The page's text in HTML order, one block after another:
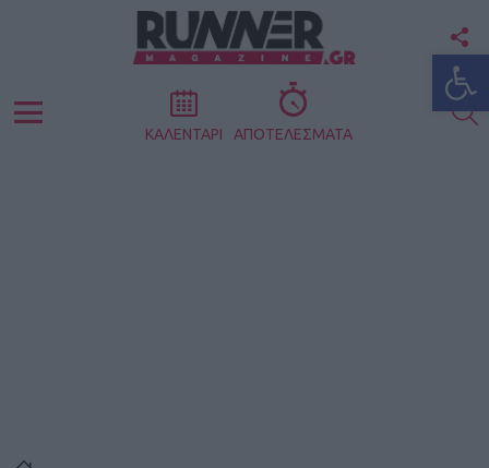
Menu ΚΑΛΕΝΤΑΡΙ ΑΠΟΤΕΛΕΣΜΑΤΑ